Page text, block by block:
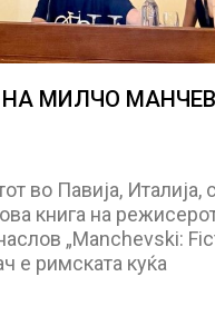
НА МИЛЧО
во Павија, Италија,
книга на
„Manchevski:
е римската куќа